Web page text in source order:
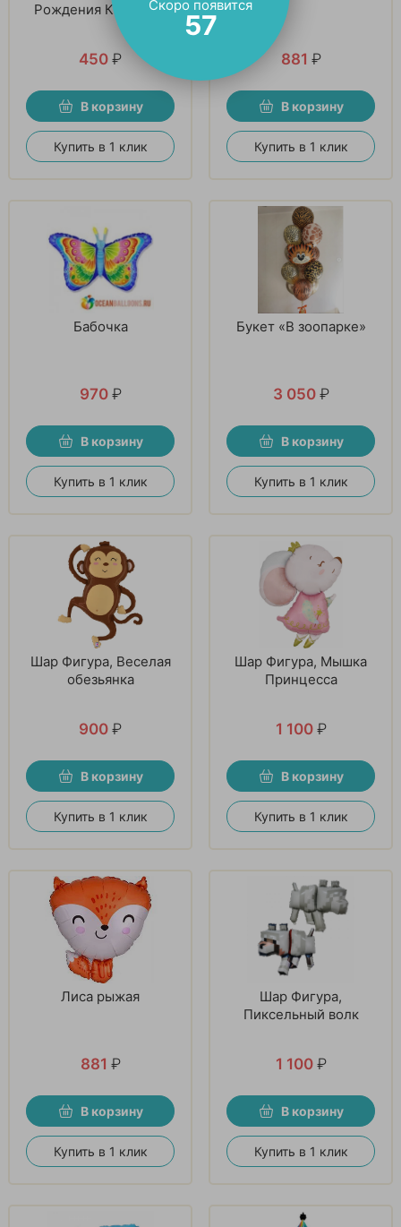
Рождения Капибара
450 ₽
В корзину
Купить в 1 клик
881 ₽
В корзину
Купить в 1 клик
Бабочка
970 ₽
В корзину
Купить в 1 клик
Букет «В зоопарке»
3 050 ₽
В корзину
Купить в 1 клик
Шар Фигура, Веселая
обезьянка
900 ₽
В корзину
Купить в 1 клик
Шар Фигура, Мышка
Принцесса
1 100 ₽
В корзину
Купить в 1 клик
Лиса рыжая
881 ₽
В корзину
Купить в 1 клик
Шар Фигура,
Пиксельный волк
1 100 ₽
В корзину
Купить в 1 клик
Скоро появится
56